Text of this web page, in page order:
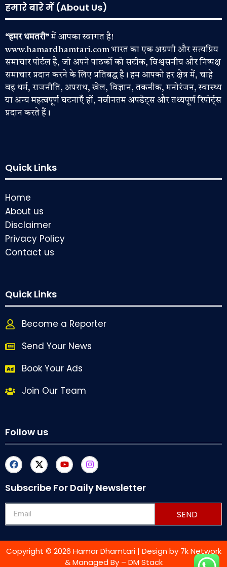
हमारे बारे में (About Us)
“हमर धमतरी”में आपका स्वागत है!
www.hamardhamtari.com भारत का एक अग्रणी और सत्यप्रिय
समाचार पोर्टल है, जो अपने पाठकों को सटीक, विश्वसनीय और निष्पक्ष
समाचार प्रदान करने के लिए प्रतिबद्ध है। हम आपको हर क्षेत्र में, चाहे
वह धर्म, राजनीति, अपराध, खेल, विज्ञान, तकनीक, मनोरंजन, स्वास्थ्य
या अन्य महत्वपूर्ण घटनाएँ हों, नवीनतम अपडेट्स और तथ्यपूर्ण रिपोर्ट्स
प्रदान करते हैं।
Quick Links
Home
About us
Disclaimer
Privacy Policy
Contact us
Quick Links
Become a Reporter
Send Your News
Book Your Ads
Join Our Team
Follow us
Subscribe For Daily Newsletter
SEND
Copyright © 2026 Hamar Dhamtari | Design by 7k Network
& Managed By – DM Stack